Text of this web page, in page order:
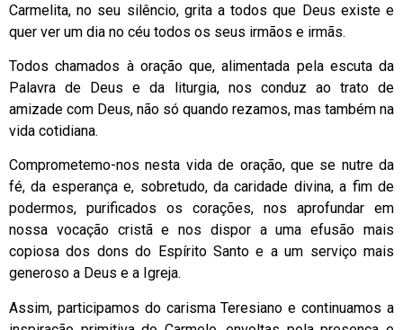
Carmelita, no seu silêncio, grita a todos que Deus existe e
quer ver um dia no céu todos os seus irmãos e irmãs.
Todos chamados à oração que, alimentada pela escuta da
Palavra de Deus e da liturgia, nos conduz ao trato de
amizade com Deus, não só quando rezamos, mas também na
vida cotidiana.
Comprometemo-nos nesta vida de oração, que se nutre da
fé, da esperança e, sobretudo, da caridade divina, a fim de
podermos, purificados os corações, nos aprofundar em
nossa vocação cristã e nos dispor a uma efusão mais
copiosa dos dons do Espírito Santo e a um serviço mais
generoso a Deus e a Igreja.
Assim, participamos do carisma Teresiano e continuamos a